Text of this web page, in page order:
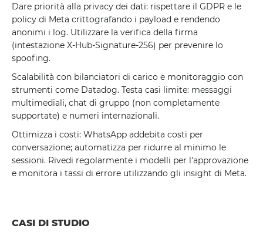
Dare priorità alla privacy dei dati: rispettare il GDPR e le
policy di Meta crittografando i payload e rendendo
anonimi i log. Utilizzare la verifica della firma
(intestazione X-Hub-Signature-256) per prevenire lo
spoofing.
Scalabilità con bilanciatori di carico e monitoraggio con
strumenti come Datadog. Testa casi limite: messaggi
multimediali, chat di gruppo (non completamente
supportate) e numeri internazionali.
Ottimizza i costi: WhatsApp addebita costi per
conversazione; automatizza per ridurre al minimo le
sessioni. Rivedi regolarmente i modelli per l'approvazione
e monitora i tassi di errore utilizzando gli insight di Meta.
CASI DI STUDIO